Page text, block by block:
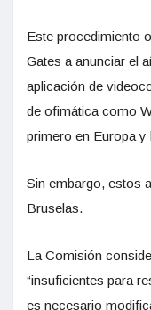
Este procedimiento
Gates a anunciar el
aplicación de
de ofimática como
primero en Europa y
Sin embargo, estos
Bruselas.
La Comisión
“insuficientes para
es necesario